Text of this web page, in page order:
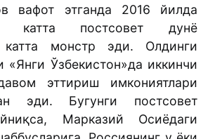
вафот этганда 2016 йилда
катта постсовет дунё
катта монстр эди. Олдинги
«Янги Ўзбекистон»да иккинчи
эттириш имкониятлари
эди. Бугунги постсовет
Марказий Осиёдаги